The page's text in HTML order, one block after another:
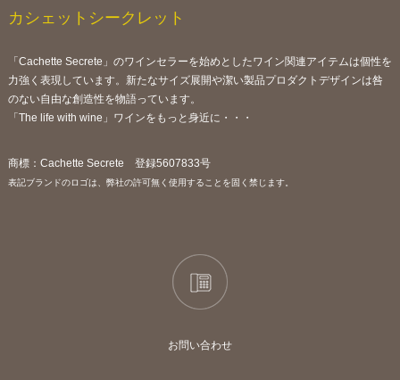
カシェットシークレット
「Cachette Secrete」のワインセラーを始めとしたワイン関連アイテムは個性を
力強く表現しています。新たなサイズ展開や潔い製品プロダクトデザインは咎
のない自由な創造性を物語っています。
「The life with wine」ワインをもっと身近に・・・
商標：Cachette Secrete 登録5607833号
表記ブランドのロゴは、弊社の許可無く使用することを固く禁じます。
お問い合わせ